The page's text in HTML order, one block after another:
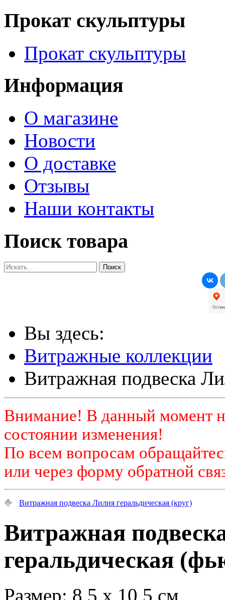
Прокат скульптуры
Прокат скульптуры
Информация
О магазине
Новости
О доставке
Отзывы
Наши контакты
Поиск товара
Вы здесь:
Витражные коллекции
Витражная подвеска
Внимание! В данный момент
состоянии изменения!
По всем вопросам
или через форму обратной
Витражная подвеска Лилия геральдическая (круг)
Витражная
геральдическая
Размер: 8,5 х 10,5 см